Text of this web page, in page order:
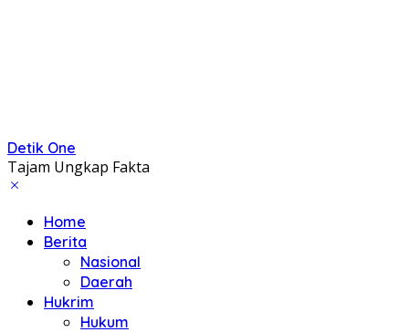
Detik One
Tajam Ungkap Fakta
Home
Berita
Nasional
Daerah
Hukrim
Hukum